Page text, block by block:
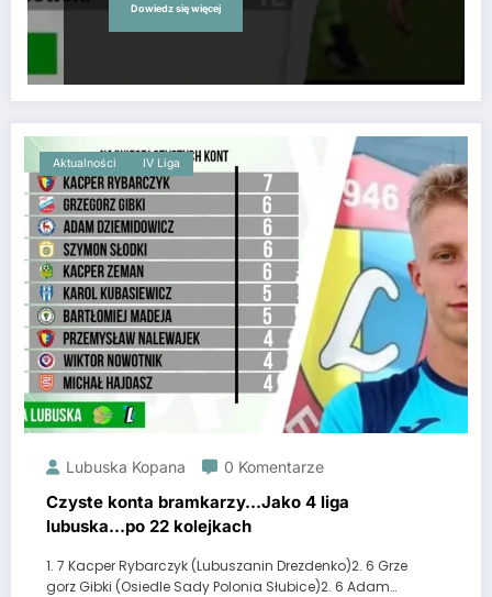
Dowiedz się więcej
Aktualności IV Liga
Lubuska Kopana 0 Komentarze
Czyste konta bramkarzy…Jako 4 liga
lubuska…po 22 kolejkach
1. 7 Kacper Rybarczyk (Lubuszanin Drezdenko)2. 6 Grze
gorz Gibki (Osiedle Sady Polonia Słubice)2. 6 Adam…